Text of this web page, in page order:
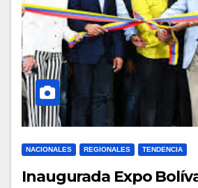
NACIONALES REGIONALES TENDENCIA
Inaugurada Expo